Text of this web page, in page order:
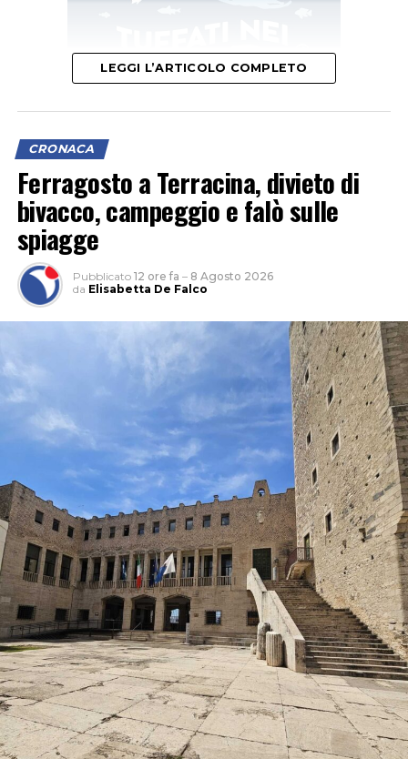
L’ipotesi è quella di un veicolo finito contro le tre auto,
il cui conducente non si sarebbe fermato dopo l’impatto
per verificare i danni né per lasciare i propri dati,
facendo perdere le proprie tracce.
La proprietaria di una delle vetture coinvolte ha
denunciato l’accaduto anche attraverso un video
pubblicato sui social, nella speranza di poter raccogliere
informazioni utili a ricostruire quanto accaduto e
individuare il responsabile.
Al momento, infatti, non risulta che qualcuno abbia
assistito direttamente all’incidente, nonostante il
lungomare fosse particolarmente affollato proprio
nell’ora di punta del sabato.
LEGGI L’ARTICOLO COMPLETO
CRONACA
Ferragosto a Terracina, divieto di
bivacco, campeggio e falò sulle
spiagge
Pubblicato 12 ore fa – 8 Agosto 2026
da Elisabetta De Falco